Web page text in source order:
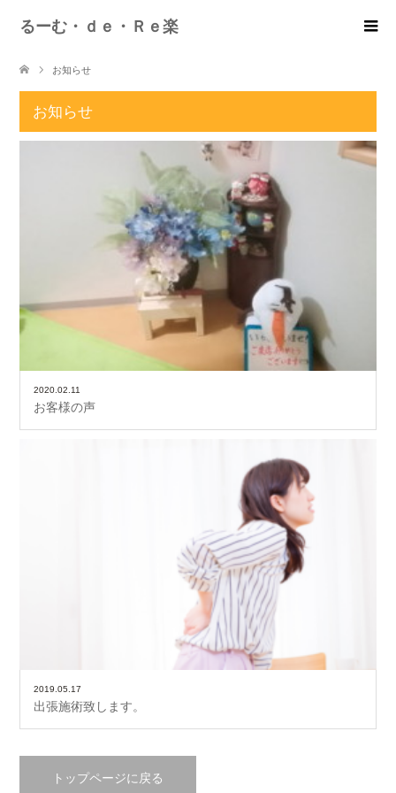
るーむ・ｄｅ・Ｒｅ楽
お知らせ
お知らせ
2020.02.11
お客様の声
2019.05.17
出張施術致します。
トップページに戻る